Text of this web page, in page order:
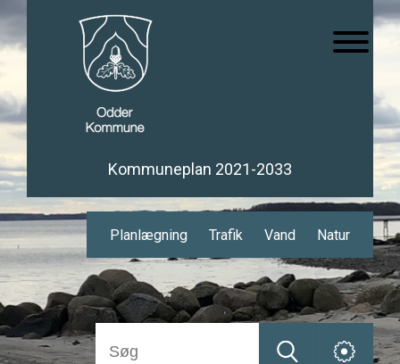
Kommuneplan 2021-2033
Planlægning Trafik Vand Natur